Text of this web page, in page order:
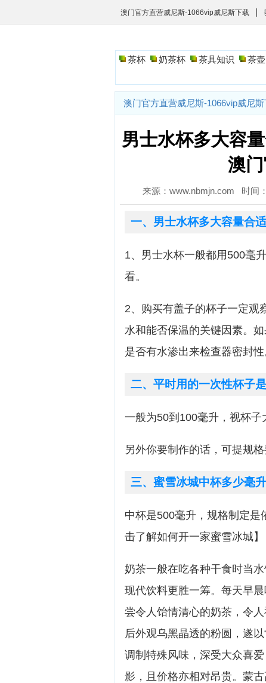
澳门官方直营威尼斯-1066vip威尼斯下载 |
茶杯 奶茶杯 茶具知识
茶壶
澳门官方直营威尼斯-1066vip威尼斯
男士水杯多大容
澳
来源：www.nbmjn.com 时间
一、男士水杯多大容量合
1、男士水杯一般都用500毫
看。
2、购买有盖子的杯子一定观
水和能否保温的关键因素。
是否有水渗出来检查器密封性
二、平时用的一次性杯子
一般为50到100毫升，视杯子
另外你要制作的话，可提规格
三、蜜雪冰城中杯多少毫升
中杯是500毫升，规格制定是
击了解如何开一家蜜雪冰城】
奶茶一般在吃各种干食时当
现代饮料更胜一筹。每天早
尝令人饴情清心的奶茶，令
后外观乌黑晶透的粉圆，遂
调制特殊风味，深受大众喜
影，且价格亦相对昂贵。蒙